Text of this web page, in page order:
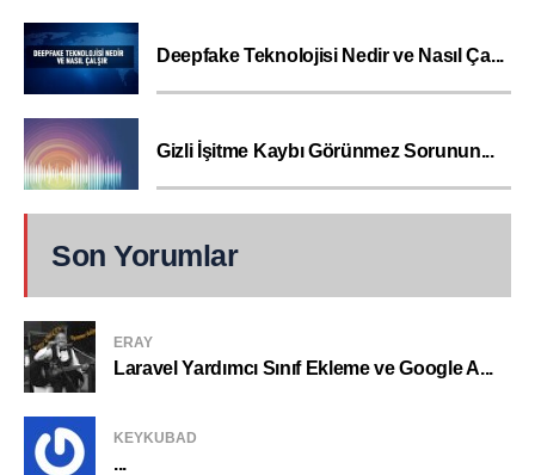
Deepfake Teknolojisi Nedir ve Nasıl Ça...
Gizli İşitme Kaybı Görünmez Sorunun...
Son Yorumlar
ERAY
Laravel Yardımcı Sınıf Ekleme ve Google A...
KEYKUBAD
...